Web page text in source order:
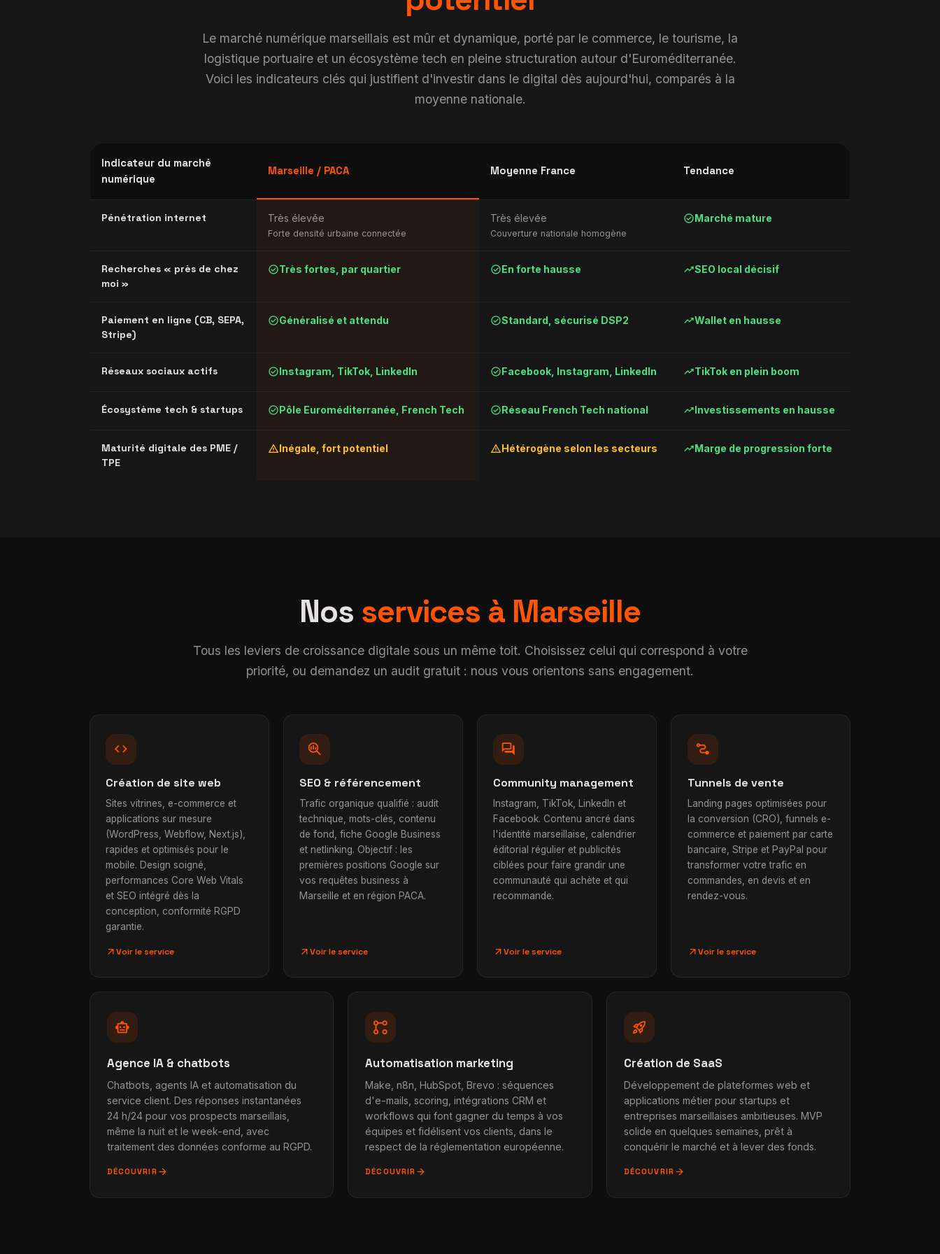
Le marché numérique marseillais est mûr et dynamique, porté par le commerce, le tourisme, la
logistique portuaire et un écosystème tech en pleine structuration autour d'Euroméditerranée.
Voici les indicateurs clés qui justifient d'investir dans le digital dès aujourd'hui, comparés à la
moyenne nationale.
Indicateur du marché
numérique
Marseille / PACA Moyenne France Tendance
Pénétration internet Très élevée
Forte densité urbaine connectée
Très élevée
Couverture nationale homogène
check_circleMarché mature
Recherches « près de chez
moi »
check_circleTrès fortes, par quartier check_circleEn forte hausse trending_upSEO local décisif
Paiement en ligne (CB, SEPA,
Stripe)
check_circleGénéralisé et attendu check_circleStandard, sécurisé DSP2 trending_upWallet en hausse
Réseaux sociaux actifs check_circleInstagram, TikTok, LinkedIn check_circleFacebook, Instagram, LinkedIn trending_upTikTok en plein boom
Écosystème tech & startups check_circlePôle Euroméditerranée, French Tech check_circleRéseau French Tech national trending_upInvestissements en hausse
Maturité digitale des PME /
TPE
warningInégale, fort potentiel warningHétérogène selon les secteurs trending_upMarge de progression forte
Nos services à Marseille
Tous les leviers de croissance digitale sous un même toit. Choisissez celui qui correspond à votre
priorité, ou demandez un audit gratuit : nous vous orientons sans engagement.
code
Création de site web
Sites vitrines, e-commerce et
applications sur mesure
(WordPress, Webflow, Next.js),
rapides et optimisés pour le
mobile. Design soigné,
performances Core Web Vitals
et SEO intégré dès la
conception, conformité RGPD
garantie.
arrow_outwardVoir le service
search_insights
SEO & référencement
Trafic organique qualifié : audit
technique, mots-clés, contenu
de fond, fiche Google Business
et netlinking. Objectif : les
premières positions Google sur
vos requêtes business à
Marseille et en région PACA.
arrow_outwardVoir le service
forum
Community management
Instagram, TikTok, LinkedIn et
Facebook. Contenu ancré dans
l'identité marseillaise, calendrier
éditorial régulier et publicités
ciblées pour faire grandir une
communauté qui achète et qui
recommande.
arrow_outwardVoir le service
conversion_path
Tunnels de vente
Landing pages optimisées pour
la conversion (CRO), funnels e-
commerce et paiement par carte
bancaire, Stripe et PayPal pour
transformer votre trafic en
commandes, en devis et en
rendez-vous.
arrow_outwardVoir le service
smart_toy
Agence IA & chatbots
Chatbots, agents IA et automatisation du
service client. Des réponses instantanées
24 h/24 pour vos prospects marseillais,
même la nuit et le week-end, avec
traitement des données conforme au RGPD.
DÉCOUVRIR arrow_forward
linked_services
Automatisation marketing
Make, n8n, HubSpot, Brevo : séquences
d'e-mails, scoring, intégrations CRM et
workflows qui font gagner du temps à vos
équipes et fidélisent vos clients, dans le
respect de la réglementation européenne.
DÉCOUVRIR arrow_forward
rocket_launch
Création de SaaS
Développement de plateformes web et
applications métier pour startups et
entreprises marseillaises ambitieuses. MVP
solide en quelques semaines, prêt à
conquérir le marché et à lever des fonds.
DÉCOUVRIR arrow_forward